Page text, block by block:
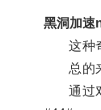
黑洞加速
这种奇
总的来
通过对